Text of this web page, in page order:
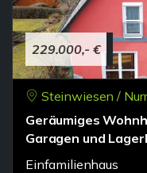
229.000,- €
Steinwiesen /
Geräumiges
Garagen und
Einfamilienhaus